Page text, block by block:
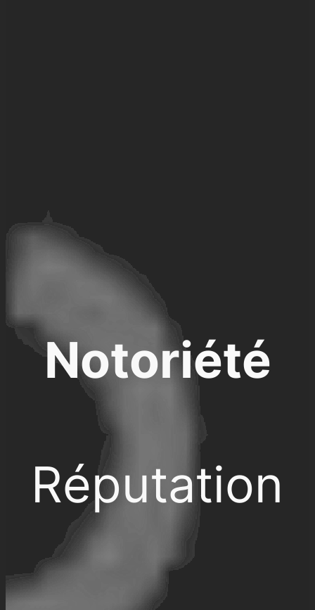
Notoriété
Réputation